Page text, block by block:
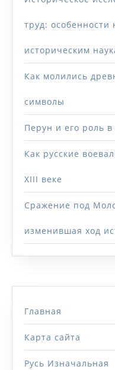
труд:
историческим
Как молились
символы
Перун и его роль
Как русские
XIII веке
Сражение под
изменившая ход
Главная
Карта сайта
Русь Изначальная